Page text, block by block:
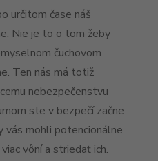
určitom čase náš
Nie je to o tom žeby
čuchovom
Ten nás má totiž
nebezpečenstvu
ste v bezpečí začne
vás mohli potencionálne
vôní a striedať ich.